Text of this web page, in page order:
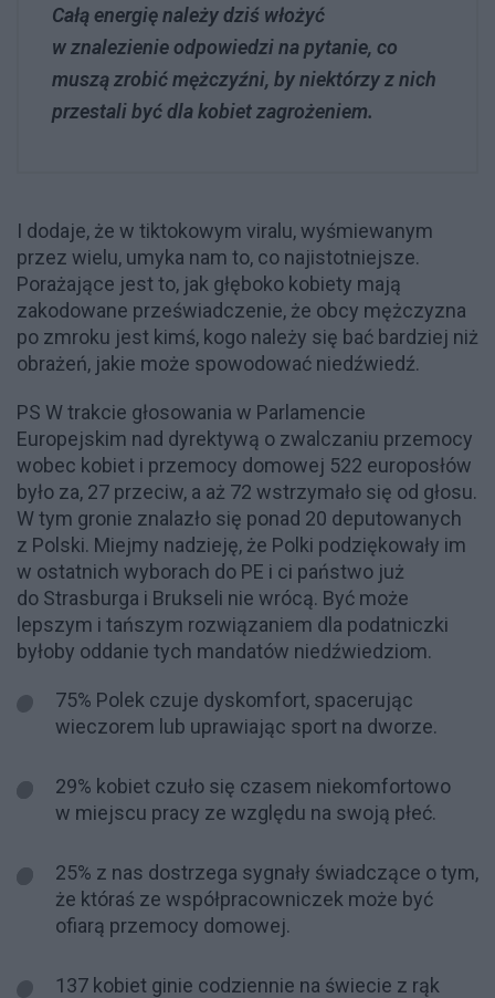
Całą energię należy dziś włożyć
w znalezienie odpowiedzi na pytanie, co
muszą zrobić mężczyźni, by niektórzy z nich
przestali być dla kobiet zagrożeniem.
I dodaje, że w tiktokowym viralu, wyśmiewanym
przez wielu, umyka nam to, co najistotniejsze.
Porażające jest to, jak głęboko kobiety mają
zakodowane przeświadczenie, że obcy mężczyzna
po zmroku jest kimś, kogo należy się bać bardziej niż
obrażeń, jakie może spowodować niedźwiedź.
PS W trakcie głosowania w Parlamencie
Europejskim nad dyrektywą o zwalczaniu przemocy
wobec kobiet i przemocy domowej 522 europosłów
było za, 27 przeciw, a aż 72 wstrzymało się od głosu.
W tym gronie znalazło się ponad 20 deputowanych
z Polski. Miejmy nadzieję, że Polki podziękowały im
w ostatnich wyborach do PE i ci państwo już
do Strasburga i Brukseli nie wrócą. Być może
lepszym i tańszym rozwiązaniem dla podatniczki
byłoby oddanie tych mandatów niedźwiedziom.
75% Polek czuje dyskomfort, spacerując
wieczorem lub uprawiając sport na dworze.
29% kobiet czuło się czasem niekomfortowo
w miejscu pracy ze względu na swoją płeć.
25% z nas dostrzega sygnały świadczące o tym,
że któraś ze współpracowniczek może być
ofiarą przemocy domowej.
137 kobiet ginie codziennie na świecie z rąk